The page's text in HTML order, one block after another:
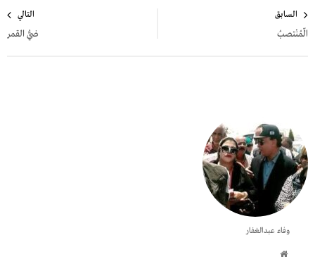
المقالات
السابق
الّـمُـنْـتـصـبُ
التالي
ضيُّ القمر
وفاء عبدالغفار